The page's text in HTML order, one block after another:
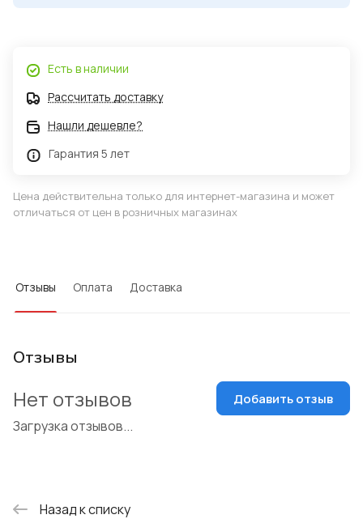
Есть в наличии
Рассчитать доставку
Нашли дешевле?
Гарантия 5 лет
Цена действительна только для интернет-магазина и может
отличаться от цен в розничных магазинах
Отзывы Оплата Доставка
Отзывы
Загрузка отзывов...
Нет отзывов Добавить отзыв
Назад к списку